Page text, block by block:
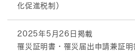
化促進税制）
2025年5月26日掲載
罹災証明書・罹災届出申請兼証明